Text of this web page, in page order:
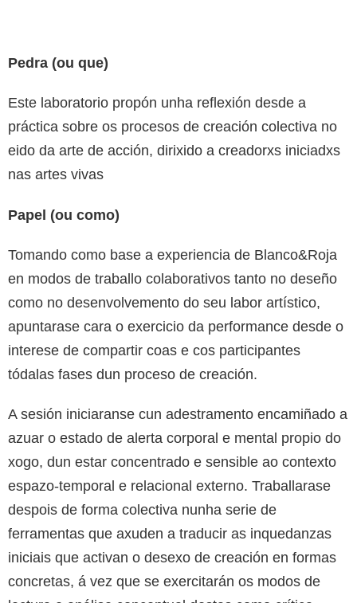
Pedra (ou que)
Este laboratorio propón unha reflexión desde a
práctica sobre os procesos de creación colectiva no
eido da arte de acción, dirixido a creadorxs iniciadxs
nas artes vivas
Papel (ou como)
Tomando como base a experiencia de Blanco&Roja
en modos de traballo colaborativos tanto no deseño
como no desenvolvemento do seu labor artístico,
apuntarase cara o exercicio da performance desde o
interese de compartir coas e cos participantes
tódalas fases dun proceso de creación.
A sesión iniciaranse cun adestramento encamiñado a
azuar o estado de alerta corporal e mental propio do
xogo, dun estar concentrado e sensible ao contexto
espazo-temporal e relacional externo. Traballarase
despois de forma colectiva nunha serie de
ferramentas que axuden a traducir as inquedanzas
iniciais que activan o desexo de creación en formas
concretas, á vez que se exercitarán os modos de